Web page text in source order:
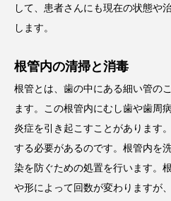
して、患者さんにも現在の状態や
します。
根管内の清掃と消毒
根管とは、歯の中にある細い管の
ます。この根管内にむし歯や歯周
炎症を引き起こすことがあります
する必要があるのです。根管内を
染を防ぐための処置を行います。
や形によって回数が変わりますが